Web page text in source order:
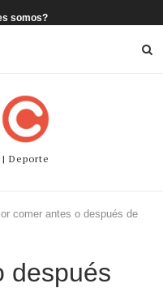
somos?
Deporte
comer antes o después de
después